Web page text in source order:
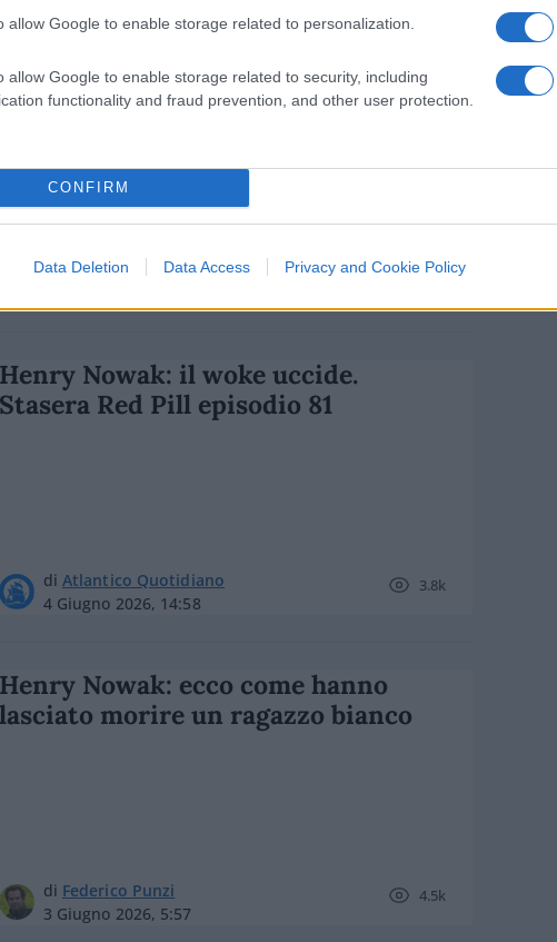
allow Google to enable storage related to personalization.
allow Google to enable storage related to security, including
functionality and fraud prevention, and other user protection.
CONFIRM
Data Deletion Data Access Privacy and Cookie Policy
Per Henry Nowak nessun ginocchio
a terra e nessuna mobilitazione di
diAlessandro Bonelli
7.1k
Henry Nowak: il woke uccide.
Stasera Red Pill episodio 81
di Atlantico Quotidiano
4 Giugno 2026, 14:58
3.8k
Henry Nowak: ecco come hanno
lasciato morire un ragazzo bianco
di Federico Punzi
3 Giugno 2026, 5:57
4.5k